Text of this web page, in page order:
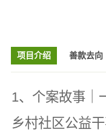
项目介绍 善款去向
1、个案故事｜
乡村社区公益